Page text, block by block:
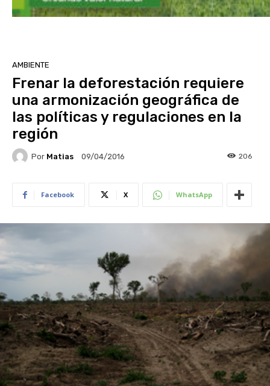
AMBIENTE
Frenar la deforestación requiere
una armonización geográfica de
las políticas y regulaciones en la
región
Por Matias 09/04/2016 206
Facebook X WhatsApp